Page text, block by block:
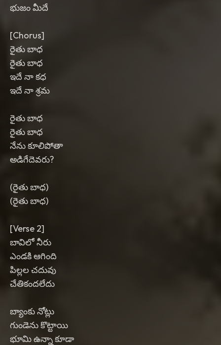
భుజం మీదే
[Chorus]
రైతు బాధ
రైతు బాధ
ఇదే నా కధ
ఇదే నా శ్రమ
రైతు బాధ
రైతు బాధ
నేను కూలిపోతా
అడిగేదెవరు?
(రైతు బాధ)
(రైతు బాధ)
[Verse 2]
బావిలో నీరు
ఎండకి ఆగింది
పిల్లల చదువు
చేతికందలేదు
బ్యాంకు నోట్లు
గుండెను కొట్టాయి
భూమి ఉన్నా కూడా